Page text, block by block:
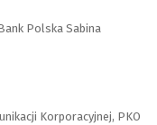
Polska Sabina
Korporacyjnej, PKO